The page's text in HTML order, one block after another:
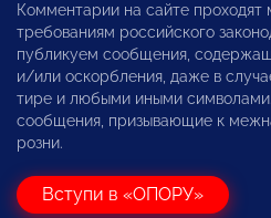
Комментарии на сайте
требованиям российского
публикуем сообщения,
и/или оскорбления, даже в
тире и любыми иными
сообщения, призывающие к
розни.
Вступи в «ОПОРУ»